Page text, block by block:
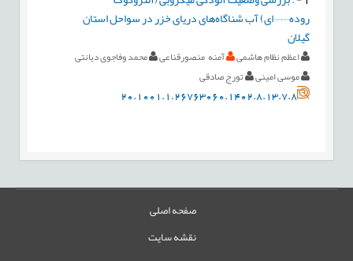
روده¬¬¬¬ای) آب شناگاه‌های دریای خزر در سواحل استان
گیلان
اعظم نظام هاشمی آمنه منصورقناعی محمد وفاجوی دیانتی
موسی امینی
تورج صادقی
20.1001.1.26763060.1402.8.13.7.8
صفحه اصلی
نقشه سایت